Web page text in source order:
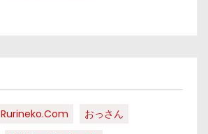
Rurineko.com
おっさん